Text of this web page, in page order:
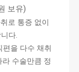
보유)
로 통증 없이
다.
을 다수 채취
수술만큼 정